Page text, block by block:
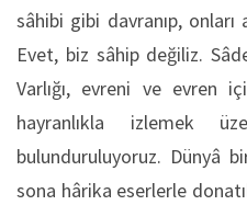
sâhibi gibi davranıp, onları
Evet, biz sâhip değiliz.
Varlığı, evreni ve evren
hayranlıkla izlemek
bulunduruluyoruz. Dünyâ
sona hârika eserlerle